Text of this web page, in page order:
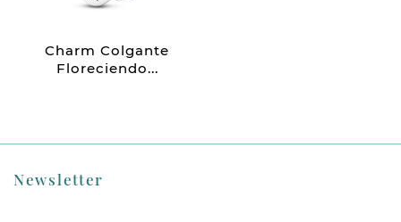
Charm Colgante
Floreciendo...
Newsletter